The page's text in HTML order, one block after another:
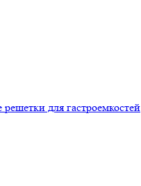
для гастроемкостей